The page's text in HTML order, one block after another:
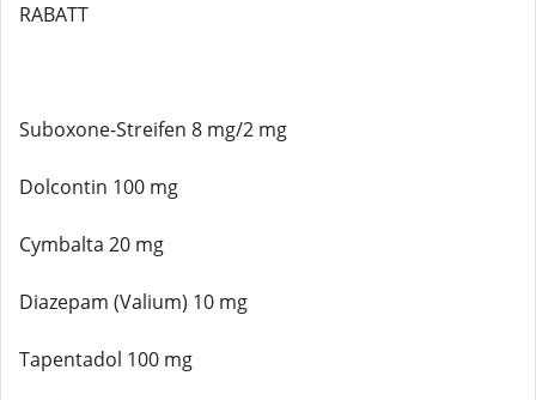
RABATT
Suboxone-Streifen 8 mg/2 mg
Dolcontin 100 mg
Cymbalta 20 mg
Diazepam (Valium) 10 mg
Tapentadol 100 mg